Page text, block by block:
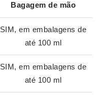
Bagagem de mão
SIM, em embalagens de
até 100 ml
SIM, em embalagens de
até 100 ml